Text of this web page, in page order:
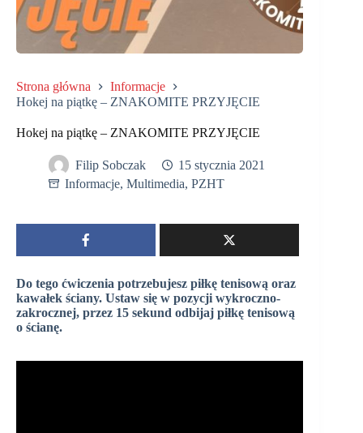
Strona główna
Informacje
Hokej na piątkę – ZNAKOMITE PRZYJĘCIE
Hokej na piątkę – ZNAKOMITE PRZYJĘCIE
Filip Sobczak
15 stycznia 2021
Informacje, Multimedia, PZHT
Do tego ćwiczenia potrzebujesz piłkę tenisową oraz
kawałek ściany. Ustaw się w pozycji wykroczno-
zakrocznej, przez 15 sekund odbijaj piłkę tenisową
o ścianę.